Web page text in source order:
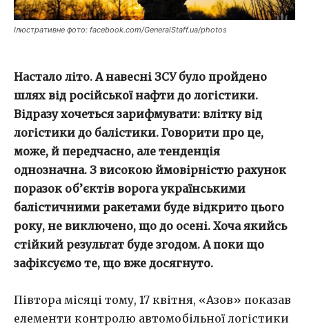
Ілюстративне фото: facebook.com/GeneralStaff.ua/photos
Настало літо. А навесні ЗСУ було пройдено
шлях від російської нафти до логістики.
Відразу хочеться зарифмувати: влітку від
логістики до балістики. Говорити про це,
може, й передчасно, але тенденція
однозначна. З високою ймовірністю рахунок
поразок об’єктів ворога українськими
балістичними ракетами буде відкрито цього
року, не виключено, що до осені. Хоча якийсь
стійкий результат буде згодом. А поки що
зафіксуємо те, що вже досягнуто.
Півтора місяці тому, 17 квітня, «Азов» показав
елементи контролю автомобільної логістики